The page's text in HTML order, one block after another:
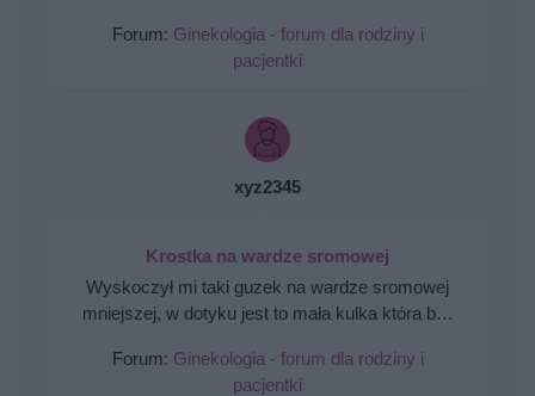
mam zabieg a pojawiła mi się miesiączka. Czy
podczas lekkich plamień na początku cyklu
Forum: Ginekologia - forum dla rodziny i
pacjentki
xyz2345
Krostka na wardze sromowej
Wyskoczył mi taki guzek na wardze sromowej
mniejszej, w dotyku jest to mała kulka która boli
wygląda?
Forum: Ginekologia - forum dla rodziny i
pacjentki